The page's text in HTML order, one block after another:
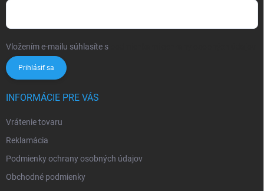
Vložením e-mailu súhlasíte s
Prihlásiť sa
INFORMÁCIE PRE VÁS
Vrátenie tovaru
Reklamácia
Podmienky ochrany osobných údajov
Obchodné podmienky